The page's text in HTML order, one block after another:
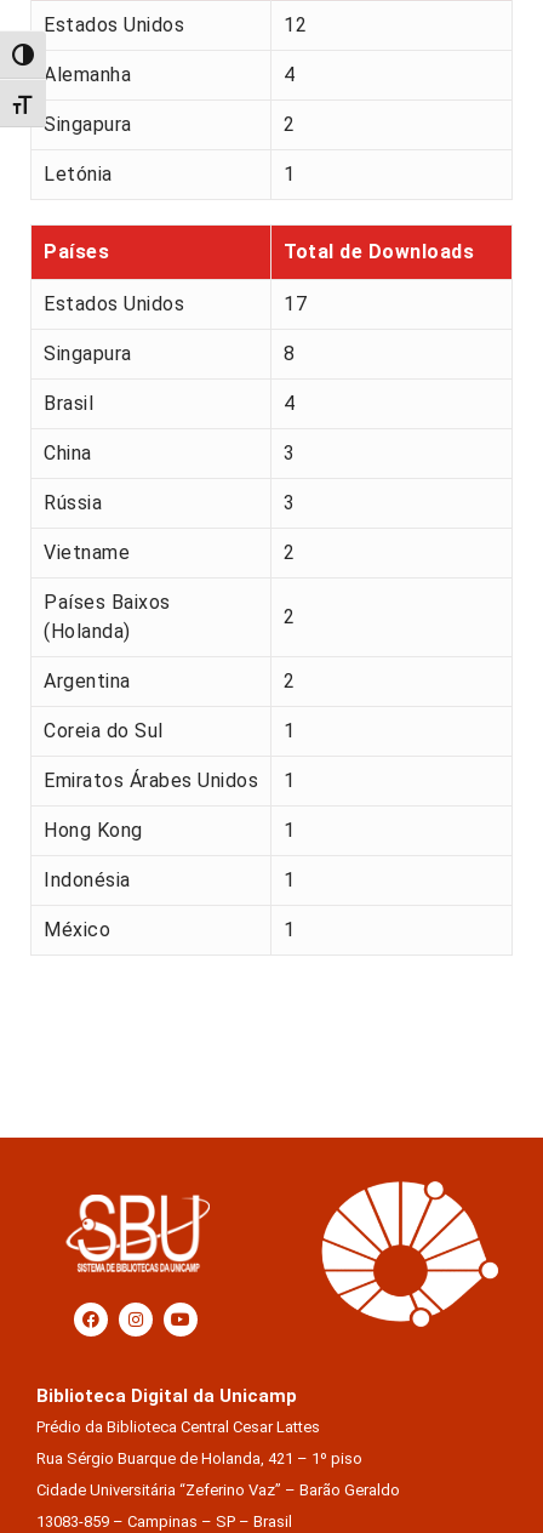
Alternar alto contraste
Alternar tamanho da fonte
Estados Unidos 12
Alemanha 4
Singapura 2
Letónia 1
Países Total de Downloads
Estados Unidos 17
Singapura 8
Brasil 4
China 3
Rússia 3
Vietname 2
Países Baixos
(Holanda)
2
Argentina 2
Coreia do Sul 1
Emiratos Árabes Unidos 1
Hong Kong 1
Indonésia 1
México 1
Biblioteca Digital da Unicamp
Prédio da Biblioteca Central Cesar Lattes
Rua Sérgio Buarque de Holanda, 421 – 1º piso
Cidade Universitária “Zeferino Vaz” – Barão Geraldo
13083-859 – Campinas – SP – Brasil